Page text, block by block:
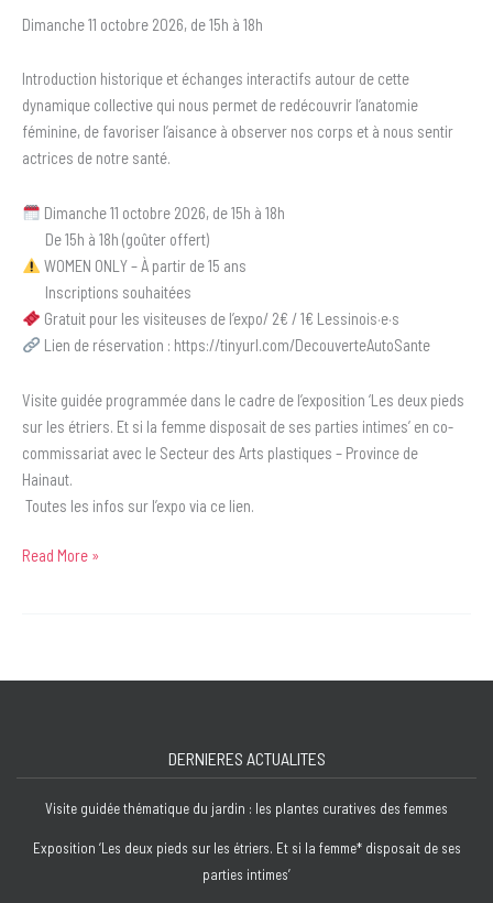
Dimanche 11 octobre 2026, de 15h à 18h
Introduction historique et échanges interactifs autour de cette
dynamique collective qui nous permet de redécouvrir l’anatomie
féminine, de favoriser l’aisance à observer nos corps et à nous sentir
actrices de notre santé.
Dimanche 11 octobre 2026, de 15h à 18h
De 15h à 18h (goûter offert)
WOMEN ONLY – À partir de 15 ans
Inscriptions souhaitées
Gratuit pour les visiteuses de l’expo/ 2€ / 1€ Lessinois·e·s
Lien de réservation : https://tinyurl.com/DecouverteAutoSante
Visite guidée programmée dans le cadre de l’exposition ‘Les deux pieds
sur les étriers. Et si la femme disposait de ses parties intimes’ en co-
commissariat avec le Secteur des Arts plastiques – Province de
Hainaut.
Toutes les infos sur l’expo via ce lien.
l’auto-
avec
Frédou
Read More »
DERNIERES ACTUALITES
Visite guidée thématique du jardin : les plantes curatives des femmes
Exposition ‘Les deux pieds sur les étriers. Et si la femme* disposait de ses
parties intimes’